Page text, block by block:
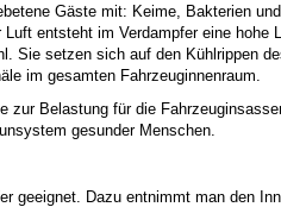
Gäste mit: Keime, Bakterien
entsteht im Verdampfer eine
Sie setzen sich auf den Kühlrippen
im gesamten Fahrzeuginnenraum.
Belastung für die
gesunder Menschen.
geeignet. Dazu entnimmt man den